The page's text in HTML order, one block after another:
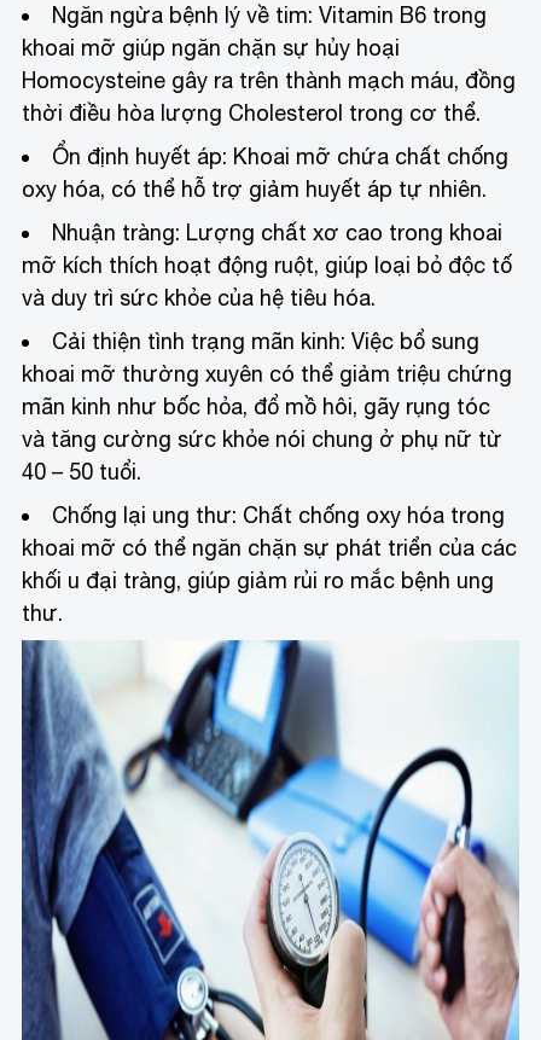
Ngăn ngừa bệnh lý về tim: Vitamin B6 trong
khoai mỡ giúp ngăn chặn sự hủy hoại
Homocysteine gây ra trên thành mạch máu, đồng
thời điều hòa lượng Cholesterol trong cơ thể.
Ổn định huyết áp: Khoai mỡ chứa chất chống
oxy hóa, có thể hỗ trợ giảm huyết áp tự nhiên.
Nhuận tràng: Lượng chất xơ cao trong khoai
mỡ kích thích hoạt động ruột, giúp loại bỏ độc tố
và duy trì sức khỏe của hệ tiêu hóa.
Cải thiện tình trạng mãn kinh: Việc bổ sung
khoai mỡ thường xuyên có thể giảm triệu chứng
mãn kinh như bốc hỏa, đổ mồ hôi, gãy rụng tóc
và tăng cường sức khỏe nói chung ở phụ nữ từ
40 – 50 tuổi.
Chống lại ung thư: Chất chống oxy hóa trong
khoai mỡ có thể ngăn chặn sự phát triển của các
khối u đại tràng, giúp giảm rủi ro mắc bệnh ung
thư.